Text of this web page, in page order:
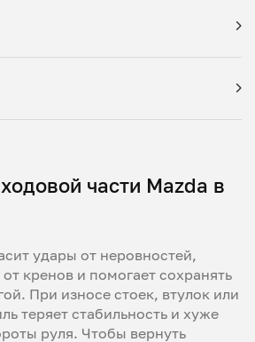
части Mazda в
удары от неровностей,
кренов и помогает сохранять
При износе стоек, втулок или
теряет стабильность и хуже
руля. Чтобы вернуть